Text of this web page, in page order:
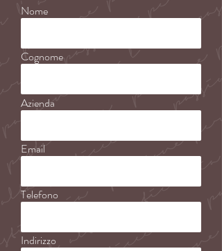
Nome
Cognome
Azienda
Email
Telefono
Indirizzo